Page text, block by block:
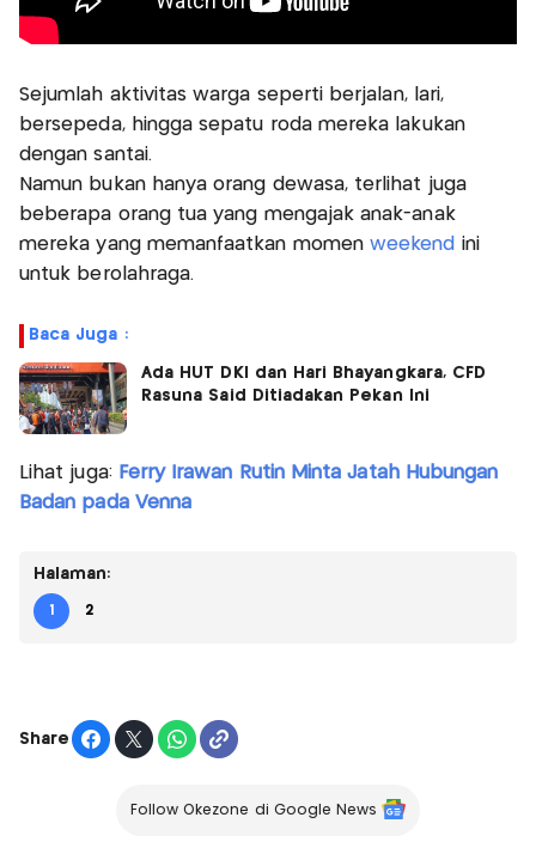
Sejumlah aktivitas warga seperti berjalan, lari,
bersepeda, hingga sepatu roda mereka lakukan
dengan santai.
Namun bukan hanya orang dewasa, terlihat juga
beberapa orang tua yang mengajak anak-anak
mereka yang memanfaatkan momen weekend ini
untuk berolahraga.
Baca Juga :
Ada HUT DKI dan Hari Bhayangkara, CFD
Rasuna Said Ditiadakan Pekan Ini
Lihat juga: Ferry Irawan Rutin Minta Jatah Hubungan
Badan pada Venna
Halaman:
1 2
Share
Follow Okezone di Google News